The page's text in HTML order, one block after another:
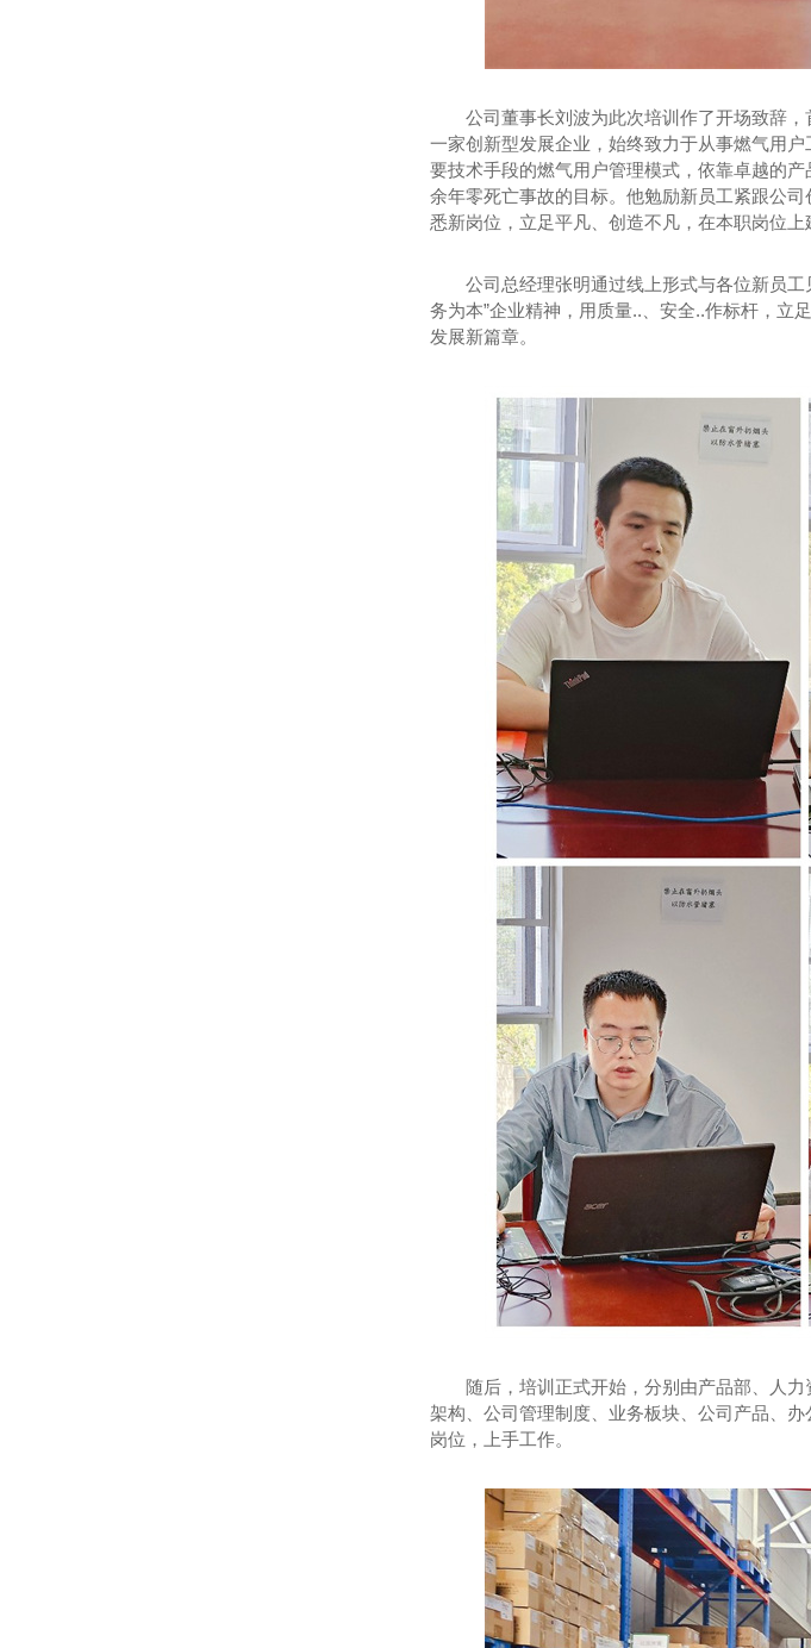
公司董事长刘波为此次培训作了开场致辞
一家创新型发展企业，始终致力于从事燃气用
要技术手段的燃气用户管理模式，依靠卓越的
余年零死亡事故的目标。他勉励新员工紧跟公
悉新岗位，立足平凡、创造不凡，在本职岗位
公司总经理张明通过线上形式与各位新员
务为本”企业精神，用质量..、安全..作标杆，立
发展新篇章。
随后，培训正式开始，分别由产品部、人
架构、公司管理制度、业务板块、公司产品、
岗位，上手工作。